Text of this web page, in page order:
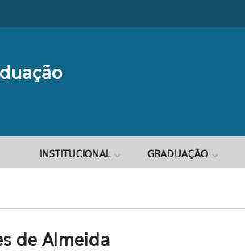
INSTITUCIONAL GRADUAÇÃO
de Almeida